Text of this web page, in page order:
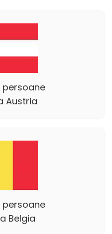
Austria
Belgia